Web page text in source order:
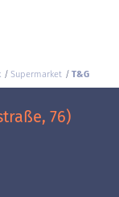
Supermarket T&G
76)